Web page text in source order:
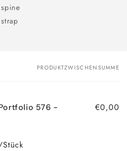
PRODUKTZWISCHENSUMME
576 -
€0,00